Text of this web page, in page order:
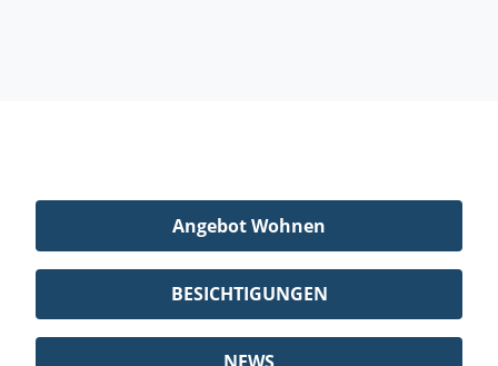
Angebot Wohnen
BESICHTIGUNGEN